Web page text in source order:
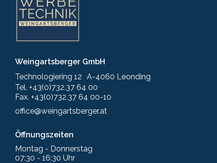
Weingartsberger GmbH
Technologiering 12 A-4060 Leonding
Tel. +43(0)732.37 64 00
Fax. +43(0)732.37 64 00-10
office@weingartsberger.at
Öffnungszeiten
Montag - Donnerstag
07:30 - 16:30 Uhr